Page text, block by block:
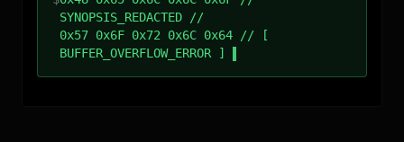
SYNOPSIS_REDACTED //
0x57 0x6F 0x72 0x6C 0x64 // [
BUFFER_OVERFLOW_ERROR ]